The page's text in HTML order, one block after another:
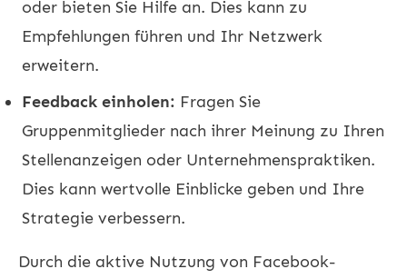
oder bieten Sie Hilfe an. Dies kann zu
Empfehlungen führen und Ihr Netzwerk
erweitern.
Feedback einholen: Fragen Sie
Gruppenmitglieder nach ihrer Meinung zu Ihren
Stellenanzeigen oder Unternehmenspraktiken.
Dies kann wertvolle Einblicke geben und Ihre
Strategie verbessern.
Durch die aktive Nutzung von Facebook-